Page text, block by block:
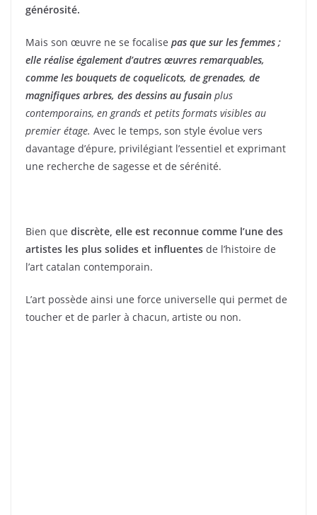
générosité.
Mais son œuvre ne se focalise pas que sur les femmes ;
elle réalise également d’autres œuvres remarquables,
comme les bouquets de coquelicots, de grenades, de
magnifiques arbres, des dessins au fusain plus
contemporains, en grands et petits formats visibles au
premier étage. Avec le temps, son style évolue vers
davantage d’épure, privilégiant l’essentiel et exprimant
une recherche de sagesse et de sérénité.
Bien que discrète, elle est reconnue comme l’une des
artistes les plus solides et influentes de l’histoire de
l’art catalan contemporain.
L’art possède ainsi une force universelle qui permet de
toucher et de parler à chacun, artiste ou non.